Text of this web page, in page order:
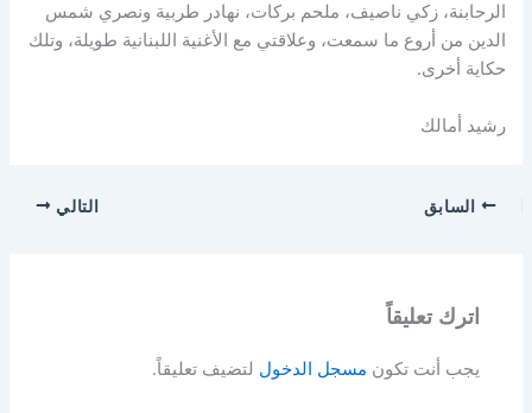
الرحابنة، زكي ناصيف، ملحم بركات، نهادر طربية ونصري شمس
الدين من أروع ما سمعت، وعلاقتي مع الأغنية اللبنانية طويلة، وتلك
حكاية أخرى.
رشيد أمالك
السابق التالي
اترك تعليقاً
يجب أنت تكون مسجل الدخول لتضيف تعليقاً.